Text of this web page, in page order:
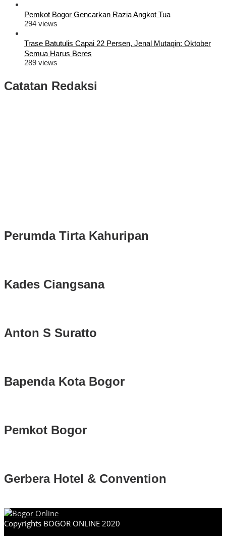
Pemkot Bogor Gencarkan Razia Angkot Tua
294 views
Trase Batutulis Capai 22 Persen, Jenal Mutaqin: Oktober
Semua Harus Beres
289 views
Catatan Redaksi
Perumda Tirta Kahuripan
Kades Ciangsana
Anton S Suratto
Bapenda Kota Bogor
Pemkot Bogor
Gerbera Hotel & Convention
Copyrights BOGOR ONLINE 2020